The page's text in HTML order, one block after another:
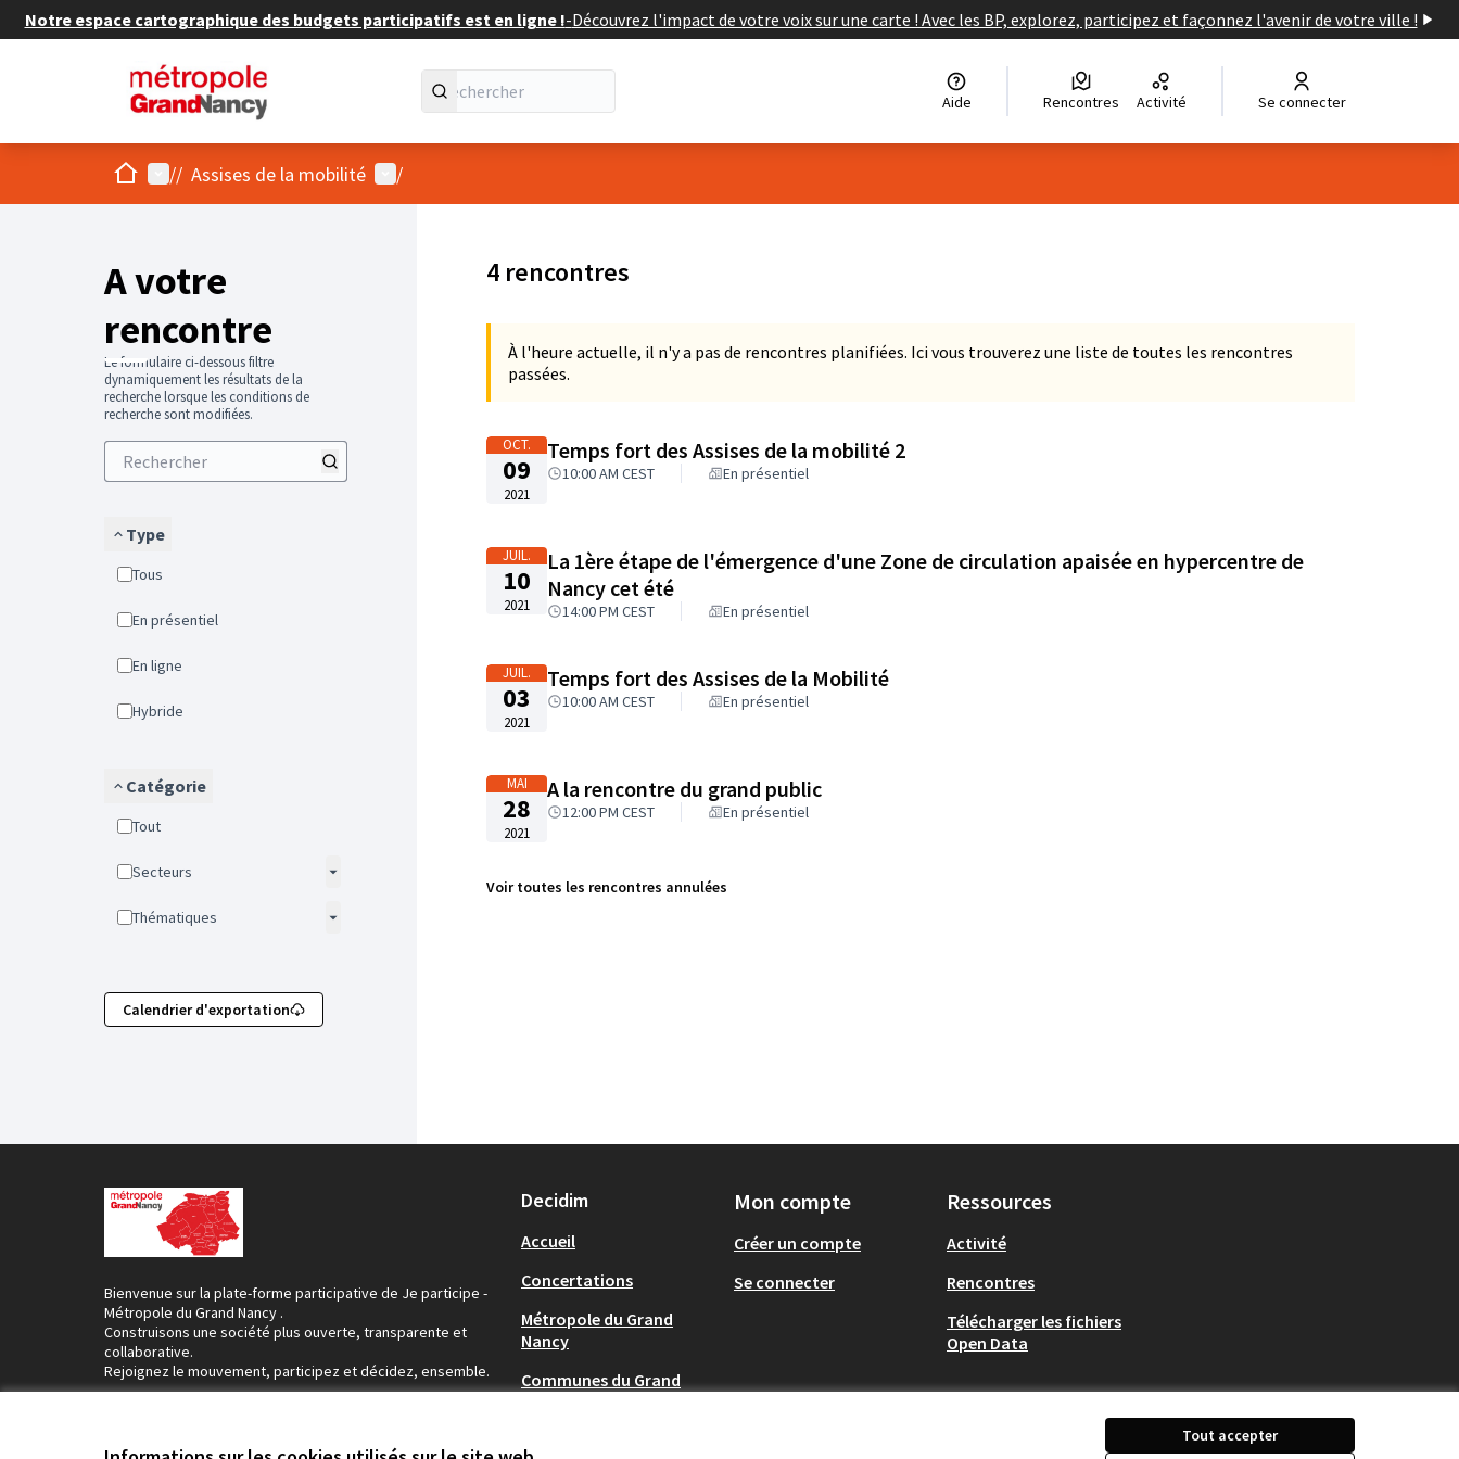
Tout accepter
Notre espace cartographique des budgets participatifs est en ligne !-Découvrez l'impact de votre voix sur une carte ! Avec les BP, explorez, participez et façonnez l'avenir de votre ville !
Aide Rencontres Activité Se connecter
AccueilMenu principal
// Assises de la mobilité Menu utilisateur
/
A votre
rencontre
Le formulaire ci-dessous filtre
dynamiquement les résultats de la
recherche lorsque les conditions de
recherche sont modifiées.
Type
Tous
En présentiel
En ligne
Hybride
Catégorie
Tout
Secteurs
Thématiques
Calendrier d'exportation
4 rencontres
À l'heure actuelle, il n'y a pas de rencontres planifiées. Ici vous trouverez une liste de toutes les rencontres
passées.
OCT.
09
2021
Temps fort des Assises de la mobilité 2
10:00 AM CEST En présentiel
JUIL.
10
2021
La 1ère étape de l'émergence d'une Zone de circulation apaisée en hypercentre de
Nancy cet été
14:00 PM CEST En présentiel
JUIL.
03
2021
Temps fort des Assises de la Mobilité
10:00 AM CEST En présentiel
MAI
28
2021
A la rencontre du grand public
12:00 PM CEST En présentiel
Voir toutes les rencontres annulées
Bienvenue sur la plate-forme participative de Je participe -
Métropole du Grand Nancy .
Construisons une société plus ouverte, transparente et
collaborative.
Rejoignez le mouvement, participez et décidez, ensemble.
Decidim
Accueil
Concertations
Métropole du Grand
Nancy
Communes du Grand
Mon compte
Créer un compte
Se connecter
Ressources
Activité
Rencontres
Télécharger les fichiers
Open Data